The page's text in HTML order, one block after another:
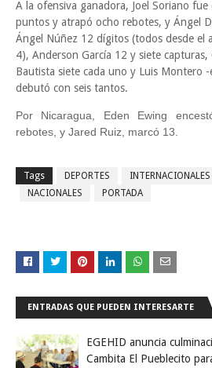
A la ofensiva ganadora, Joel Soriano
puntos y atrapó ocho rebotes, y Ángel
Ángel Núñez 12 dígitos (todos desde el
4), Anderson García 12 y siete capturas,
Bautista siete cada uno y Luis Montero
debutó con seis tantos.
Por Nicaragua, Eden Ewing
rebotes, y Jared Ruiz, marcó 13.
Tags DEPORTES INTERNACIONALES
NACIONALES
PORTADA
ENTRADAS QUE PUEDEN INTERESARTE
EGEHID anuncia
Cambita El Pueblecito